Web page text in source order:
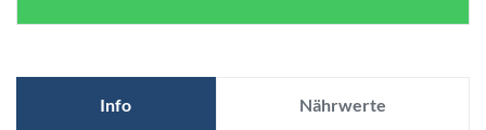
Info Nährwerte